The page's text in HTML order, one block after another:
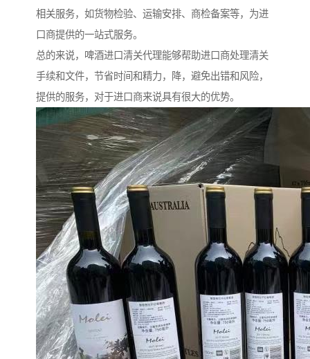
相关服务，如货物检验、运输安排、商检备案等，为进
口商提供的一站式服务。
总的来说，啤酒进口清关代理能够帮助进口商处理清关
手续和文件，节省时间和精力，降，避免出错和风险，
提供的服务，对于进口商来说具有很大的优势。